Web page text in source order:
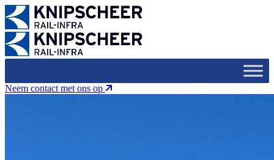
Neem contact met ons op